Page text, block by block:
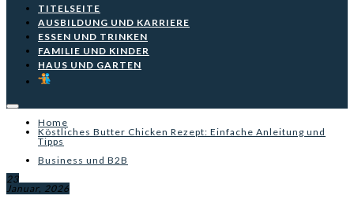
TITELSEITE
AUSBILDUNG UND KARRIERE
ESSEN UND TRINKEN
FAMILIE UND KINDER
HAUS UND GARTEN
Home
Köstliches Butter Chicken Rezept: Einfache Anleitung und
Tipps
Business und B2B
23
Januar, 2026